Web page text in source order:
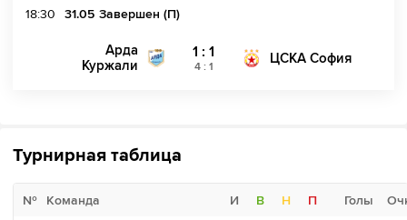
18:30 31.05 Завершен (П)
Арда
Куржали
1 : 1
4: 1
ЦСКА София
Турнирная таблица
№ Команда И В Н П Голы